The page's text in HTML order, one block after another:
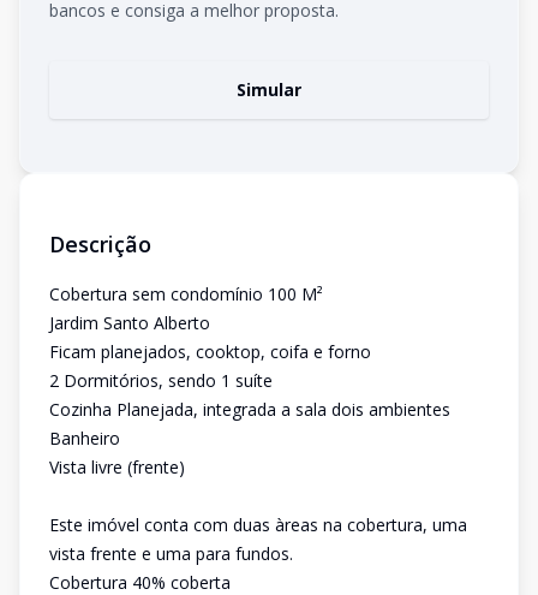
bancos e consiga a melhor proposta.
Simular
Descrição
Cobertura sem condomínio 100 M²
Jardim Santo Alberto
Ficam planejados, cooktop, coifa e forno
2 Dormitórios, sendo 1 suíte
Cozinha Planejada, integrada a sala dois ambientes
Banheiro
Vista livre (frente)
Este imóvel conta com duas àreas na cobertura, uma
vista frente e uma para fundos.
Cobertura 40% coberta